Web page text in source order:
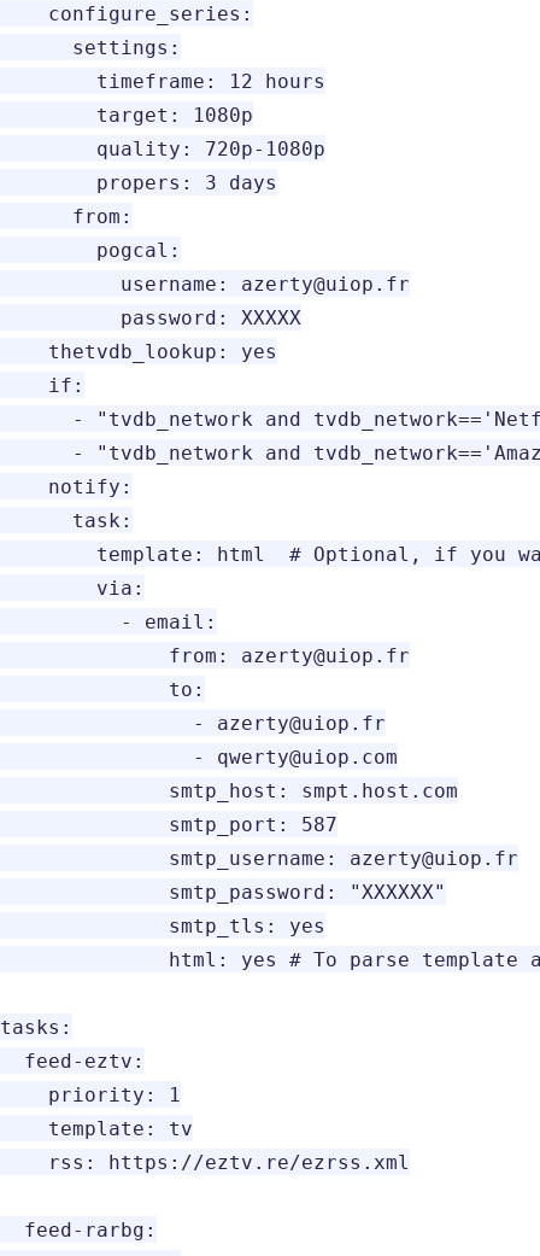
    configure_series:
      settings:
        timeframe: 12 hours
        target: 1080p
        quality: 720p-1080p
        propers: 3 days
      from:
        pogcal:
          username: azerty@uiop.fr
          password: XXXXX
    thetvdb_lookup: yes
    if:
- "tvdb_network and
- "tvdb_network and
    notify:
      task:
template: html  # Optional, if you
        via:
          - email:
              from: azerty@uiop.fr
              to:
                - azerty@uiop.fr
                - qwerty@uiop.com
              smtp_host: smpt.host.com
              smtp_port: 587
              smtp_username: azerty@uiop.fr
              smtp_password: "XXXXXX"
              smtp_tls: yes
html: yes # To parse template
tasks:
  feed-eztv:
    priority: 1
    template: tv
    rss: https://eztv.re/ezrss.xml
  feed-rarbg: